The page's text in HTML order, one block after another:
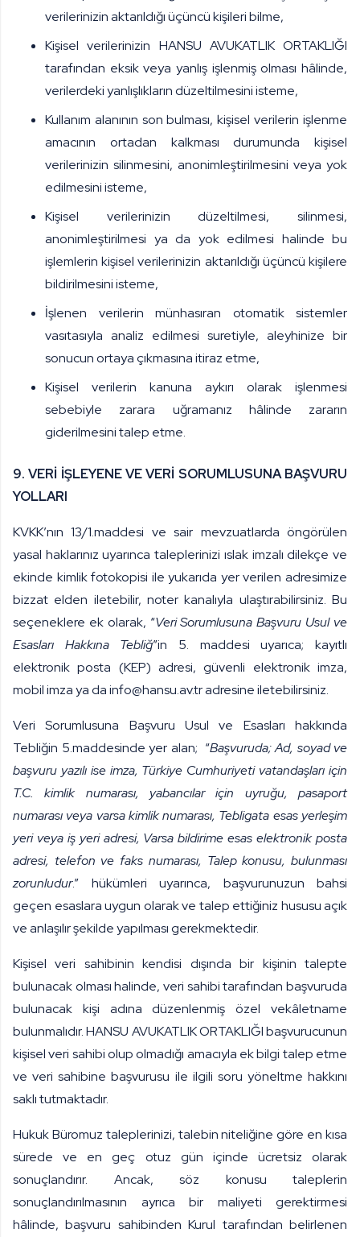
verilerinizin aktarıldığı üçüncü kişileri bilme,
Kişisel verilerinizin HANSU AVUKATLIK ORTAKLIĞI
tarafından eksik veya yanlış işlenmiş olması hâlinde,
verilerdeki yanlışlıkların düzeltilmesini isteme,
Kullanım alanının son bulması, kişisel verilerin işlenme
amacının ortadan kalkması durumunda kişisel
verilerinizin silinmesini, anonimleştirilmesini veya yok
edilmesini isteme,
Kişisel verilerinizin düzeltilmesi, silinmesi,
anonimleştirilmesi ya da yok edilmesi halinde bu
işlemlerin kişisel verilerinizin aktarıldığı üçüncü kişilere
bildirilmesini isteme,
İşlenen verilerin münhasıran otomatik sistemler
vasıtasıyla analiz edilmesi suretiyle, aleyhinize bir
sonucun ortaya çıkmasına itiraz etme,
Kişisel verilerin kanuna aykırı olarak işlenmesi
sebebiyle zarara uğramanız hâlinde zararın
giderilmesini talep etme.
9. VERİ İŞLEYENE VE VERİ SORUMLUSUNA BAŞVURU
YOLLARI
KVKK’nın 13/1.maddesi ve sair mevzuatlarda öngörülen
yasal haklarınız uyarınca taleplerinizi ıslak imzalı dilekçe ve
ekinde kimlik fotokopisi ile yukarıda yer verilen adresimize
bizzat elden iletebilir, noter kanalıyla ulaştırabilirsiniz. Bu
seçeneklere ek olarak, “Veri Sorumlusuna Başvuru Usul ve
Esasları Hakkına Tebliğ”in 5. maddesi uyarıca; kayıtlı
elektronik posta (KEP) adresi, güvenli elektronik imza,
mobil imza ya dainfo@hansu.av.tradresine iletebilirsiniz.
Veri Sorumlusuna Başvuru Usul ve Esasları hakkında
Tebliğin 5.maddesinde yer alan; “Başvuruda; Ad, soyad ve
başvuru yazılı ise imza, Türkiye Cumhuriyeti vatandaşları için
T.C. kimlik numarası, yabancılar için uyruğu, pasaport
numarası veya varsa kimlik numarası, Tebligata esas yerleşim
yeri veya iş yeri adresi, Varsa bildirime esas elektronik posta
adresi, telefon ve faks numarası, Talep konusu, bulunması
zorunludur.” hükümleri uyarınca, başvurunuzun bahsi
geçen esaslara uygun olarak ve talep ettiğiniz hususu açık
ve anlaşılır şekilde yapılması gerekmektedir.
Kişisel veri sahibinin kendisi dışında bir kişinin talepte
bulunacak olması halinde, veri sahibi tarafından başvuruda
bulunacak kişi adına düzenlenmiş özel vekâletname
bulunmalıdır. HANSU AVUKATLIK ORTAKLIĞI başvurucunun
kişisel veri sahibi olup olmadığı amacıyla ek bilgi talep etme
ve veri sahibine başvurusu ile ilgili soru yöneltme hakkını
saklı tutmaktadır.
Hukuk Büromuz taleplerinizi, talebin niteliğine göre en kısa
sürede ve en geç otuz gün içinde ücretsiz olarak
sonuçlandırır. Ancak, söz konusu taleplerin
sonuçlandırılmasının ayrıca bir maliyeti gerektirmesi
hâlinde, başvuru sahibinden Kurul tarafından belirlenen